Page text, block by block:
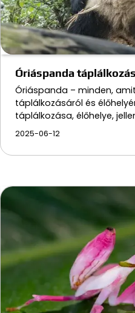
Óriáspanda
Óriáspanda – minden,
táplálkozásáról és
táplálkozása, élőhelye,
2025-06-12